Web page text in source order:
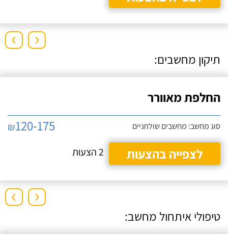
› ‹
תיקון מחשבים:
החלפת מאוורר
סוג מחשב: מחשבים שולחניים ₪120-175
לצפייה בהצעות
2 הצעות
› ‹
טיפולי איתחול מחשב: